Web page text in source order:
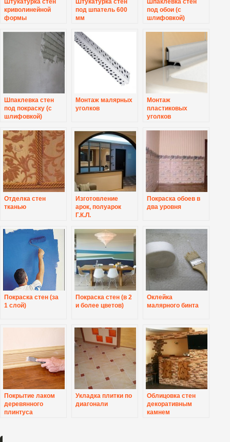
Штукатурка стен
криволинейной
формы
Штукатурка стен
под шпатель 600
мм
Шпаклевка стен
под обои (с
шлифовкой)
Шпаклевка стен
под покраску (с
шлифовкой)
Монтаж малярных
уголков
Монтаж
пластиковых
уголков
Отделка стен
тканью
Изготовление
арок, полуарок
Г.К.Л.
Покраска обоев в
два уровня
Покраска стен (за
1 слой)
Покраска стен (в 2
и более цветов)
Оклейка
малярного бинта
Покрытие лаком
деревянного
плинтуса
Укладка плитки по
диагонали
Облицовка стен
декоративным
камнем